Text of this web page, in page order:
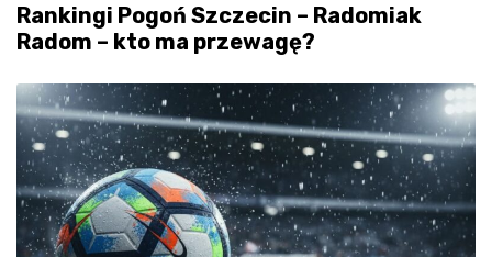
Rankingi Pogoń Szczecin – Radomiak
Radom – kto ma przewagę?